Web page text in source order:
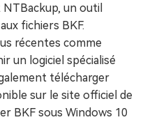
un outil
fichiers BKF.
récentes comme
un logiciel spécialisé
télécharger
sur le site officiel de
BKF sous Windows 10